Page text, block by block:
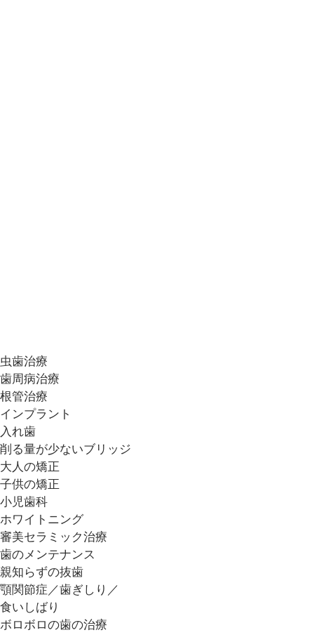
虫歯治療
歯周病治療
根管治療
インプラント
入れ歯
削る量が少ないブリッジ
大人の矯正
子供の矯正
小児歯科
ホワイトニング
審美セラミック治療
歯のメンテナンス
親知らずの抜歯
顎関節症／歯ぎしり／
食いしばり
ボロボロの歯の治療